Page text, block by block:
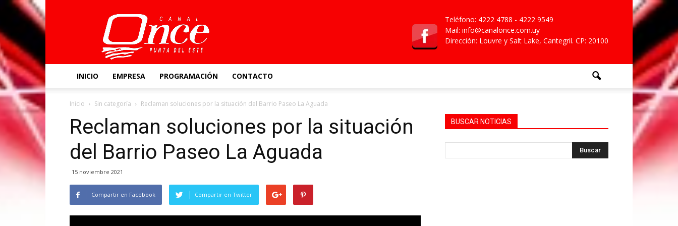
Canal
Once
Teléfono: 4222 4788 - 4222 9549
Mail: info@canalonce.com.uy
Dirección: Louvre y Salt Lake, Cantegril. CP: 20100
INICIO EMPRESA PROGRAMACIÓN CONTACTO
Inicio Sin categoría Reclaman soluciones por la situación del Barrio Paseo La Aguada
Reclaman soluciones por la situación
del Barrio Paseo La Aguada
15 noviembre 2021
Compartir en Facebook Compartir en Twitter
BUSCAR NOTICIAS